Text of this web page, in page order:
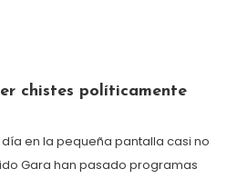
chistes políticamente
en la pequeña pantalla casi no
Gara han pasado programas